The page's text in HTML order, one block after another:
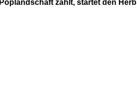
Poplandschaft zählt, startet den